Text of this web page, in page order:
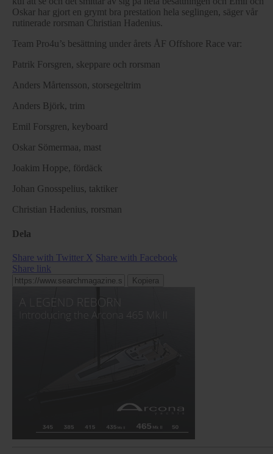
Oskar har gjort en grymt bra prestation hela seglingen, säger vår
rutinerade rorsman Christian Hadenius.
Team Pro4u’s besättning under årets ÅF Offshore Race var:
Patrik Forsgren, skeppare och rorsman
Anders Mårtensson, storsegeltrim
Anders Björk, trim
Emil Forsgren, keyboard
Oskar Sömermaa, mast
Joakim Hoppe, fördäck
Johan Gnosspelius, taktiker
Christian Hadenius, rorsman
Dela
Share with Twitter X Share with Facebook
Share link
Kopiera